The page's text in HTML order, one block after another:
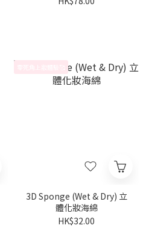
3D Sponge (Wet & Dry) 立
體化妝海綿
HK$32.00